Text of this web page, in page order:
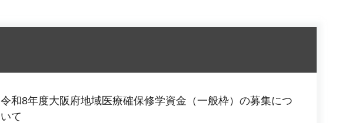
令和8年度大阪府地域医療確保修学資金（一般枠）の募集につ
いて